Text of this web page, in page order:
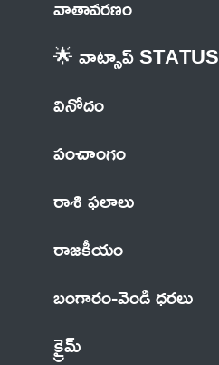
🌟 వాట్సాప్ STATUS
వినోదం
పంచాంగం
రాశి ఫలాలు
రాజకీయం
బంగారం-వెండి ధరలు
క్రైమ్